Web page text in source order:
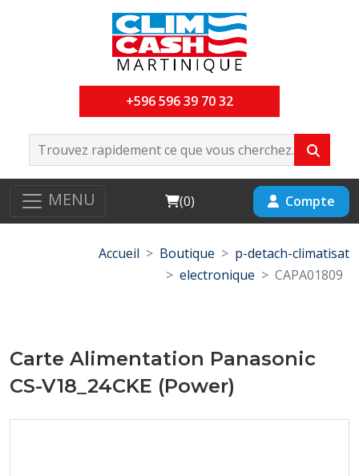
+596 596 39 70 32
MENU Cart
(0) Compte
Accueil Boutique
p-detach-climatisat
electronique
CAPA01809
Carte Alimentation Panasonic
CS-V18_24CKE (Power)